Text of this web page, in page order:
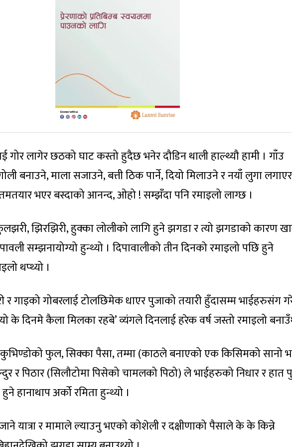
गोर लागेर छठको घाट कस्तो हुदैछ भनेर दौडिन थाली हाल्थ्यौ हामी । गाँउ
बनाउने, माला सजाउने, बत्ती ठिक पार्ने, दियो मिलाउने र नयाँ लुगा लगाएर
भएर बस्दाको आनन्द, ओहो ! सम्झँदा पनि रमाइलो लाग्छ ।
झिरझिरी, हुक्का लोलीको लागि हुने झगडा र त्यो झगडाको कारण
सम्झनायोग्यो हुन्थ्यो । दिपावालीको तीन दिनको रमाइलो पछि हुने
थप्थ्यो ।
र गाइको गोबरलाई टोलछिमेक धाएर पुजाको तयारी हुँदासम्म भाईहरुसंग
के दिनमे कैला मिलका रहबे’ व्यंगले दिनलाई हरेक वर्ष जस्तो रमाइलो
कुभिण्डोको फुल, सिक्का पैसा, तम्मा (काठले बनाएको एक किसिमको सानो
र पिठार (सिलौटोमा पिसेको चामलको पिठो) ले भाईहरुको निधार र हात
हानाथाप अर्को रमिता हुन्थ्यो ।
यात्रा र मामाले ल्याउनु भएको कोशेली र दक्षीणाको पैसाले के के किन्ने